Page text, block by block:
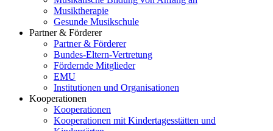
Musiktherapie
Gesunde Musikschule
Partner & Förderer
Partner & Förderer
Bundes-Eltern-Vertretung
Fördernde Mitglieder
EMU
Institutionen und Organisationen
Kooperationen
Kooperationen
Kooperationen mit Kindertagesstätten und